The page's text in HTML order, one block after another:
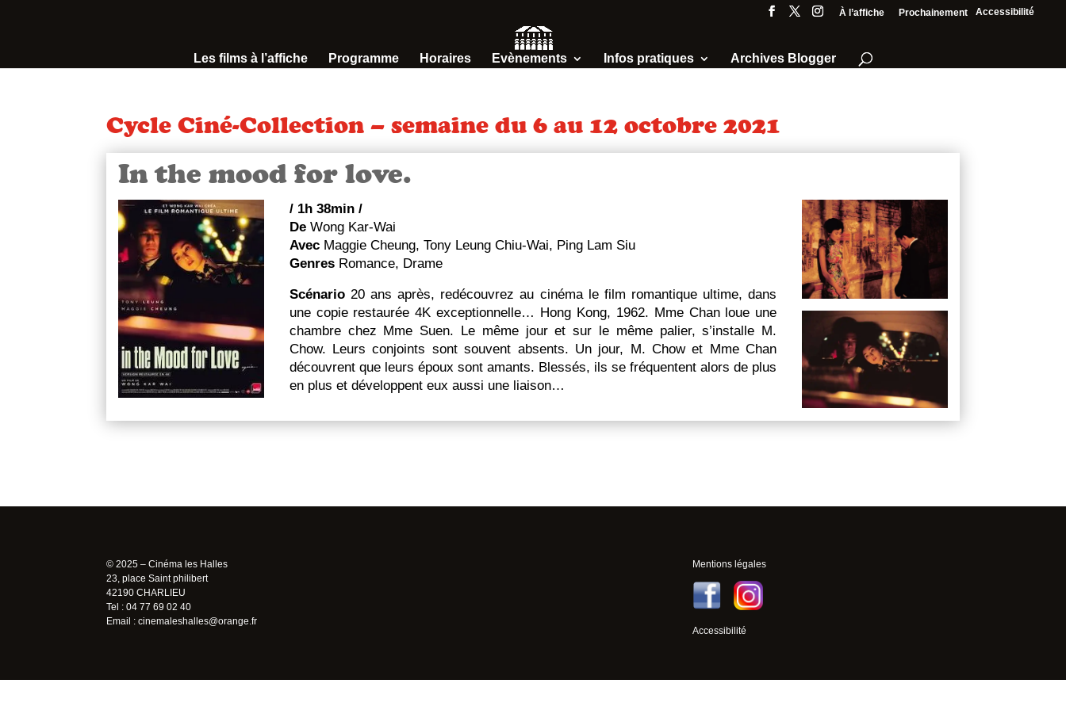
Accessibilité
À l’affiche Prochainement
Les films à l’affiche Programme Horaires Evènements Infos pratiques Archives Blogger
Cycle Ciné-Collection – semaine du 6 au 12 octobre 2021
In the mood for love.
/1h 38min /
DeWong Kar-Wai
AvecMaggie Cheung, Tony Leung Chiu-Wai, Ping Lam Siu
GenresRomance, Drame
Scénario 20 ans après, redécouvrez au cinéma le film romantique ultime, dans
une copie restaurée 4K exceptionnelle… Hong Kong, 1962. Mme Chan loue une
chambre chez Mme Suen. Le même jour et sur le même palier, s’installe M.
Chow. Leurs conjoints sont souvent absents. Un jour, M. Chow et Mme Chan
découvrent que leurs époux sont amants. Blessés, ils se fréquentent alors de plus
en plus et développent eux aussi une liaison…
© 2025 – Cinéma les Halles
23, place Saint philibert
42190 CHARLIEU
Tel : 04 77 69 02 40
Email :cinemaleshalles@orange.fr
Mentions légales
Accessibilité